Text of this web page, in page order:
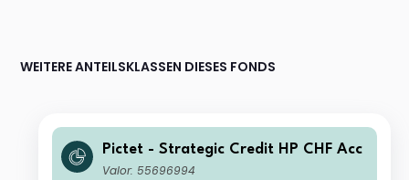
WEITERE ANTEILSKLASSEN DIESES FONDS
Pictet - Strategic Credit HP CHF Acc
Valor: 55696994